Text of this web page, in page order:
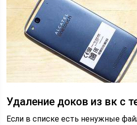
Удаление доков из вк с
Если в списке есть ненужные